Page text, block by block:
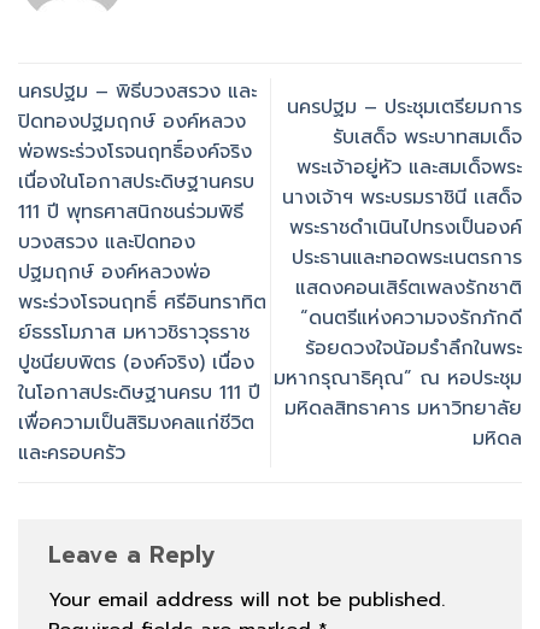
นครปฐม – พิธีบวงสรวง และ
ปิดทองปฐมฤกษ์ องค์หลวง
พ่อพระร่วงโรจนฤทธิ์องค์จริง
เนื่องในโอกาสประดิษฐานครบ
111 ปี พุทธศาสนิกชนร่วมพิธี
บวงสรวง และปิดทอง
ปฐมฤกษ์ องค์หลวงพ่อ
พระร่วงโรจนฤทธิ์ ศรีอินทราทิต
ย์ธรรโมภาส มหาวชิราวุธราช
ปูชนียบพิตร (องค์จริง) เนื่อง
ในโอกาสประดิษฐานครบ 111 ปี
เพื่อความเป็นสิริมงคลแก่ชีวิต
และครอบครัว
นครปฐม – ประชุมเตรียมการ
รับเสด็จ พระบาทสมเด็จ
พระเจ้าอยู่หัว และสมเด็จพระ
นางเจ้าฯ พระบรมราชินี เเสด็จ
พระราชดำเนินไปทรงเป็นองค์
ประธานและทอดพระเนตรการ
แสดงคอนเสิร์ตเพลงรักชาติ
“ดนตรีแห่งความจงรักภักดี
ร้อยดวงใจน้อมรำลึกในพระ
มหากรุณาธิคุณ” ณ หอประชุม
มหิดลสิทธาคาร มหาวิทยาลัย
มหิดล
Leave a Reply
Your email address will not be published.